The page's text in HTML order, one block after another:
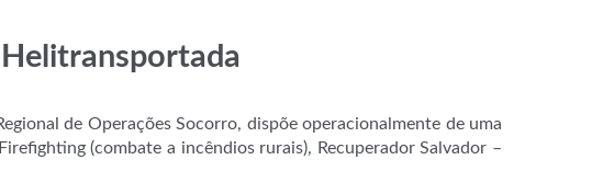
de Operações Socorro, dispõe operacionalmente de uma
(combate a incêndios rurais), Recuperador Salvador –